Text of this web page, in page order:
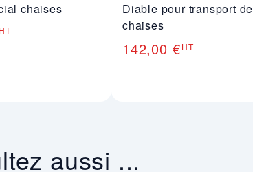
chaises
HT
Diable pour transport de
chaises
142,00 €HT
aussi ...